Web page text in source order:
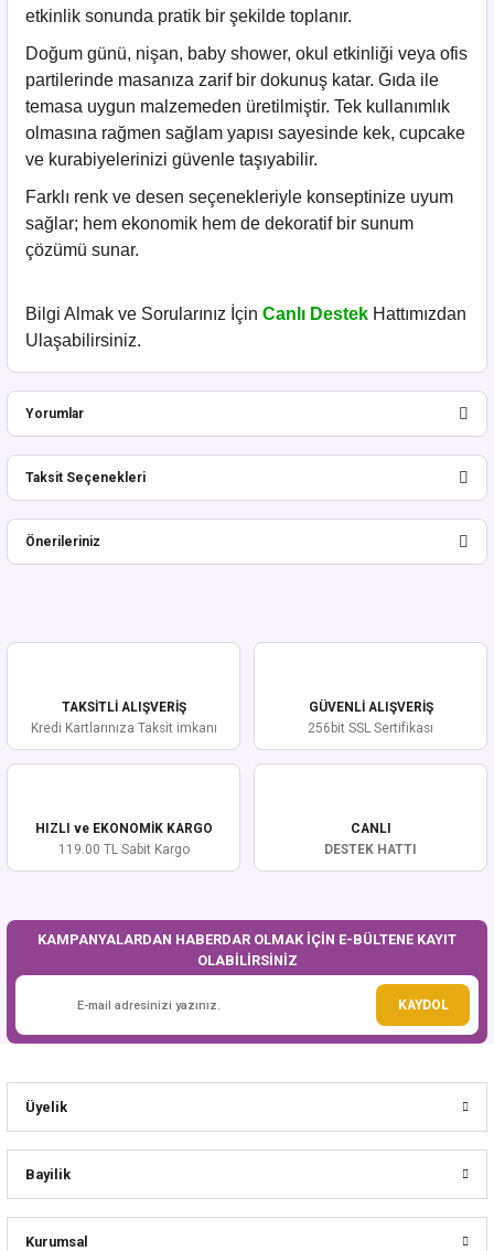
etkinlik sonunda pratik bir şekilde toplanır.
Doğum günü, nişan, baby shower, okul etkinliği veya ofis
partilerinde masanıza zarif bir dokunuş katar. Gıda ile
temasa uygun malzemeden üretilmiştir. Tek kullanımlık
olmasına rağmen sağlam yapısı sayesinde kek, cupcake
ve kurabiyelerinizi güvenle taşıyabilir.
Farklı renk ve desen seçenekleriyle konseptinize uyum
sağlar; hem ekonomik hem de dekoratif bir sunum
çözümü sunar.
Bilgi Almak ve Sorularınız İçin Canlı Destek Hattımızdan
Ulaşabilirsiniz.
Yorumlar
Bu ürüne ilk yorumu siz yapın!
Taksit Seçenekleri
Önerileriniz
Ürün resmi kalitesiz, bozuk veya görüntülenemiyor.
Ürün fiyatı diğer sitelerden daha pahalı.
Bu ürüne benzer farklı alternatifler olmalı.
TAKSİTLİ ALIŞVERİŞ
Kredi Kartlarınıza Taksit imkanı
GÜVENLİ ALIŞVERİŞ
256bit SSL Sertifikası
HIZLI ve EKONOMİK KARGO
119.00 TL Sabit Kargo
CANLI
DESTEK HATTI
KAMPANYALARDAN HABERDAR OLMAK İÇİN E-BÜLTENE KAYIT
OLABİLİRSİNİZ
KAYDOL
Üyelik
Bayilik
Kurumsal